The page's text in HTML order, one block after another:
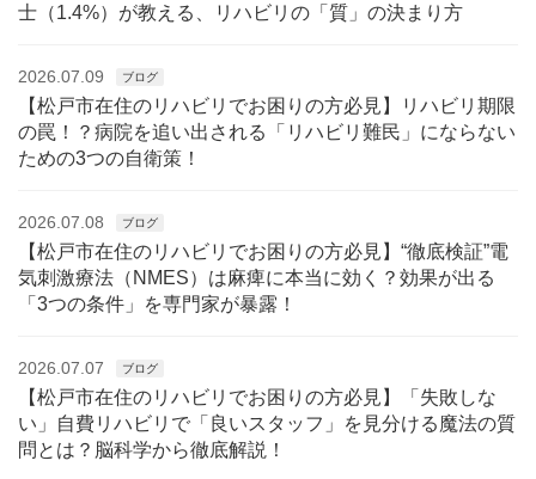
士（1.4%）が教える、リハビリの「質」の決まり方
2026.07.09 ブログ
【松戸市在住のリハビリでお困りの方必見】リハビリ期限
の罠！？病院を追い出される「リハビリ難民」にならない
ための3つの自衛策！
2026.07.08 ブログ
【松戸市在住のリハビリでお困りの方必見】“徹底検証”電
気刺激療法（NMES）は麻痺に本当に効く？効果が出る
「3つの条件」を専門家が暴露！
2026.07.07 ブログ
【松戸市在住のリハビリでお困りの方必見】「失敗しな
い」自費リハビリで「良いスタッフ」を見分ける魔法の質
問とは？脳科学から徹底解説！